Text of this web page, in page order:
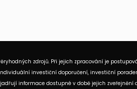
zdrojů. Při jejich zpracování je
investiční doporučení, investiční
informace dostupné v době jejich zveřejnění